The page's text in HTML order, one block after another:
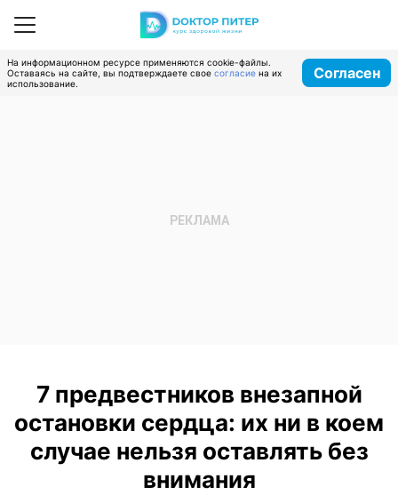
На информационном ресурсе применяются cookie-файлы.
Оставаясь на сайте, вы подтверждаете свое согласие на их
использование.
Согласен
7 предвестников внезапной
остановки сердца: их ни в коем
случае нельзя оставлять без
внимания